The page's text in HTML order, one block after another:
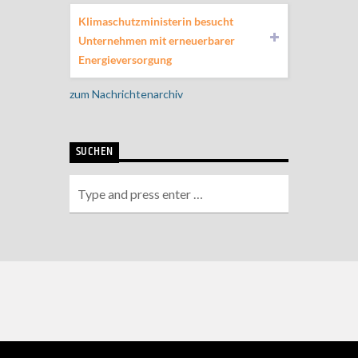
Klimaschutzministerin besucht
Unternehmen mit erneuerbarer
Energieversorgung
zum Nachrichtenarchiv
SUCHEN